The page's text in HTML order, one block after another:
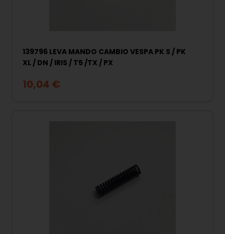
139796 LEVA MANDO CAMBIO VESPA PK S / PK
XL / DN / IRIS / T5 /TX / PX
10,04 €